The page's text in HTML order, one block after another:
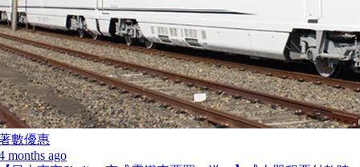
數優惠
months ago